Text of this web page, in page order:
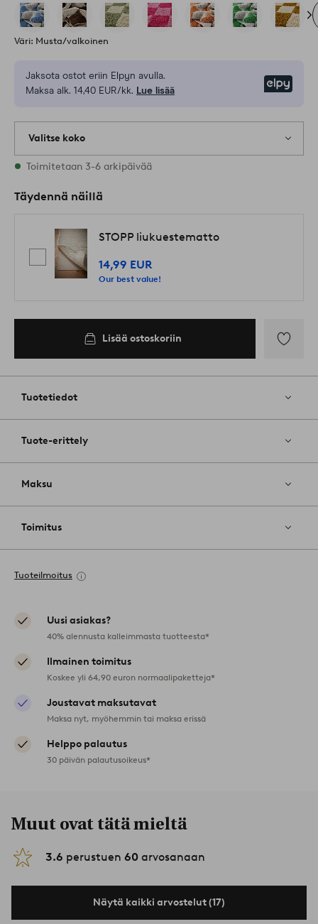
Väri: Musta/valkoinen
Jaksota ostot eriin Elpyn avulla.
Maksa alk. 14,40 EUR/kk. Lue lisää
Valitse koko
Varastossa on kaikkia kokoja
Toimitetaan 3-6 arkipäivää
Täydennä näillä
STOPP liukuestematto
14,99 EUR
Our best value!
Lisää ostoskoriin
Tuotetiedot
Tuote-erittely
Maksu
Toimitus
Tuoteilmoitus
Uusi asiakas?
40% alennusta kalleimmasta tuotteesta*
Ilmainen toimitus
Koskee yli 64,90 euron normaalipaketteja*
Joustavat maksutavat
Maksa nyt, myöhemmin tai maksa erissä
Helppo palautus
30 päivän palautusoikeus*
Muut ovat tätä mieltä
3.6 perustuen 60 arvosanaan
Näytä kaikki arvostelut (17)